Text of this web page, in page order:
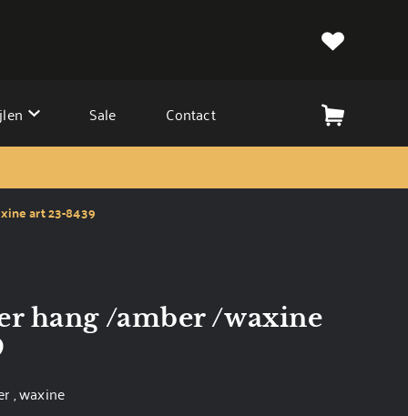
Sale Contact
art 23-8439
hang /amber /waxine
, waxine